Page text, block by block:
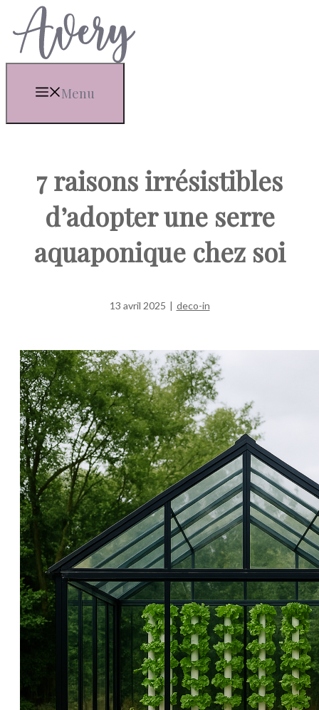
Aller
au
contenu
Menu
7 raisons irrésistibles
d’adopter une serre
aquaponique chez soi
13 avril 2025 | deco-in